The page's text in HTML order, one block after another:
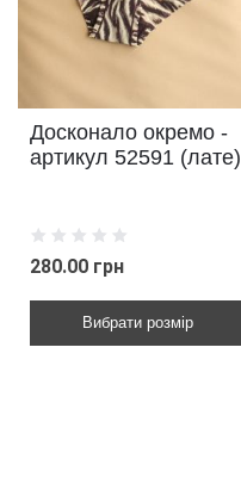
Досконало окремо -
артикул 52591 (лате)
280.00 грн
Вибрати розмір